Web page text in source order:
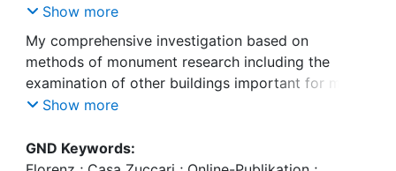
Künstlerhauses des Cinquencento - heute Teil des
Kunsthistorischen Institutes in Florenz - unter
Einbeziehung weiterer damit in Beziehung
stehender Bauten geklärt werden. Die präzise
Rekonstruktion der baulichen Genese ermöglichte
mit Blick auf das kunst- und architekturhistorische
Interpretation. Im Mittelpunkt steht jenes Anwesen
Show more
My comprehensive investigation based on
methods of monument research including the
examination of other buildings important for my
thesis has claryfied the history of an outstanding
part of the Kunsthistorisches Institut at Florence.
The precise reconstruction of the building's
Show more
GND Keywords: